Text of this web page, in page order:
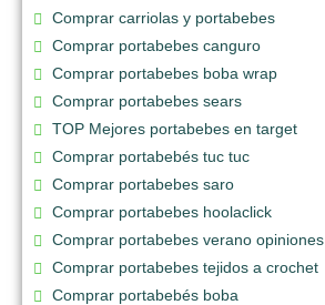
Comprar carriolas y portabebes
Comprar portabebes canguro
Comprar portabebes boba wrap
Comprar portabebes sears
TOP Mejores portabebes en target
Comprar portabebés tuc tuc
Comprar portabebes saro
Comprar portabebes hoolaclick
Comprar portabebes verano opiniones
Comprar portabebes tejidos a crochet
Comprar portabebés boba